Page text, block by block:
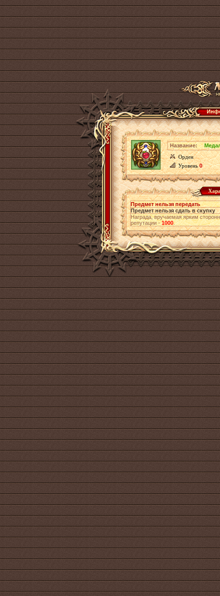
Название:
Орден
Уровень0
Предмет нельзя передать
Предмет нельзя сдать в скупку
Награда, вручаемая ярким
репутации -1000.